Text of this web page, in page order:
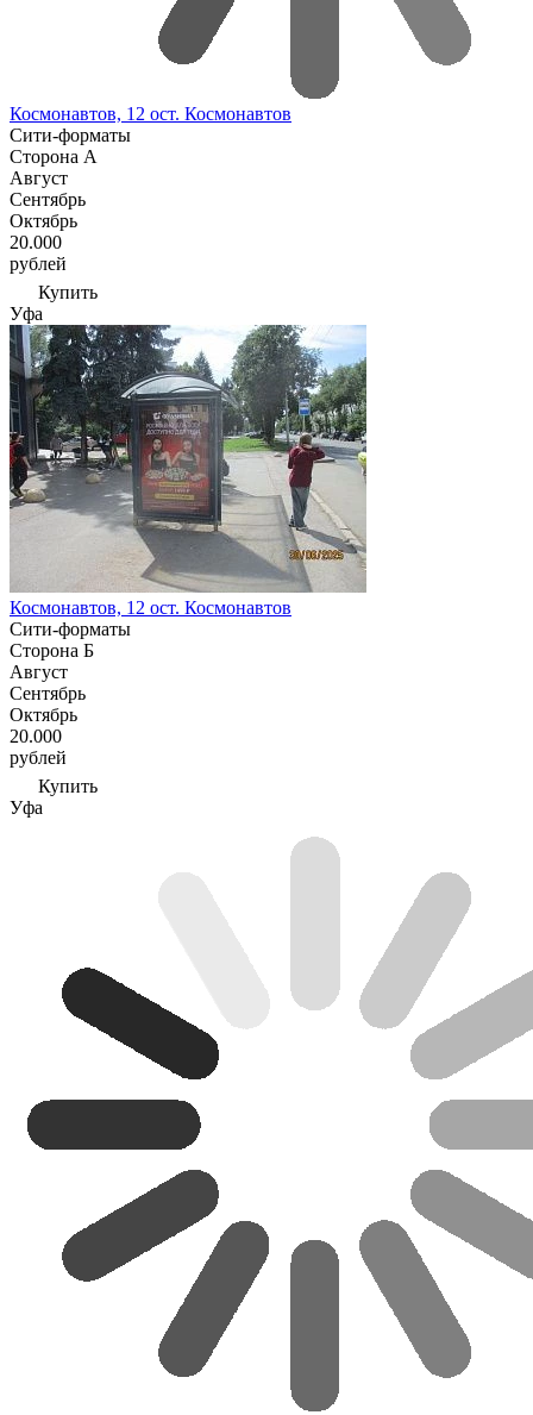
Космонавтов, 12 ост. Космонавтов
Сити-форматы
Сторона A
Август
Сентябрь
Октябрь
20.000
рублей
Купить
Уфа
Космонавтов, 12 ост. Космонавтов
Сити-форматы
Сторона Б
Август
Сентябрь
Октябрь
20.000
рублей
Купить
Уфа